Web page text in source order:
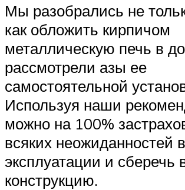
Мы разобрались не
как обложить кирпичом
металлическую печь в
рассмотрели азы ее
самостоятельной
Используя наши
можно на 100%
всяких неожиданностей
эксплуатации и сберечь
конструкцию.